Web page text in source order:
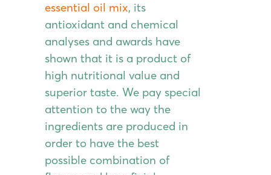
essential oil mix, its
antioxidant and chemical
analyses and awards have
shown that it is a product of
high nutritional value and
superior taste. We pay special
attention to the way the
ingredients are produced in
order to have the best
possible combination of